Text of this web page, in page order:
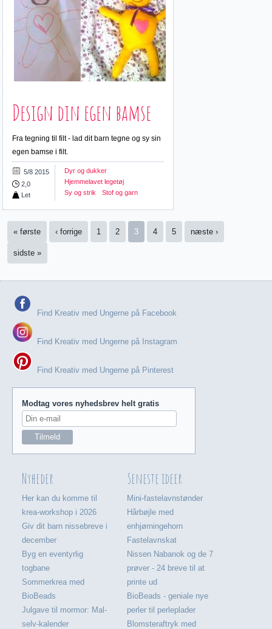
Design din egen bamse
Fra tegning til filt - lad dit barn tegne og sy sin
egen bamse i filt.
5/8 2015
2,0
Let
Dyr og dukker
Hjemmelavet legetøj
Sy og strik
Stof og garn
Sider« første ‹ forrige 1 2 3 4 5 næste ›
sidste »
Find Kreativ med Ungerne på Facebook
Find Kreativ med Ungerne på Instagram
Find Kreativ med Ungerne på Pinterest
Modtag vores nyhedsbrev helt gratis
Nyheder
Her kan du komme til
krea-workshop i 2026
Giv dit barn nissebreve i
december
Byg en eventyrlig
togbane
Sommerkrea med
BioBeads
Julgave til mormor: Mal-
selv-kalender
Seneste ideer
Mini-fastelavnstønder
Hårbøjle med
enhjørningehorn
Fastelavnskat
Nissen Nabanok og de 7
prøver - 24 breve til at
printe ud
BioBeads - geniale nye
perler til perleplader
Blomsteraftryk med